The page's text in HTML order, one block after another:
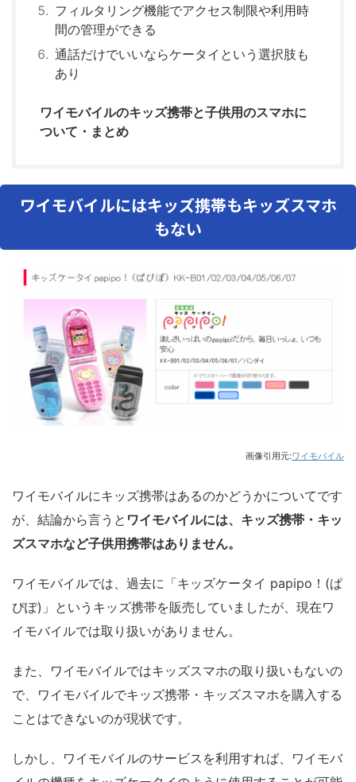
フィルタリング機能でアクセス制限や利用時
間の管理ができる
通話だけでいいならケータイという選択肢も
あり
ワイモバイルのキッズ携帯と子供用のスマホに
ついて・まとめ
ワイモバイルにはキッズ携帯もキッズスマホ
もない
画像引用元:ワイモバイル
ワイモバイルにキッズ携帯はあるのかどうかについてです
が、結論から言うと ワイモバイルには、キッズ携帯・キッ
ズスマホなど子供用携帯はありません。
ワイモバイルでは、過去に「キッズケータイ papipo！(ぱ
ぴぽ)」というキッズ携帯を販売していましたが、現在ワ
イモバイルでは取り扱いがありません。
また、ワイモバイルではキッズスマホの取り扱いもないの
で、ワイモバイルでキッズ携帯・キッズスマホを購入する
ことはできないのが現状です。
しかし、ワイモバイルのサービスを利用すれば、ワイモバ